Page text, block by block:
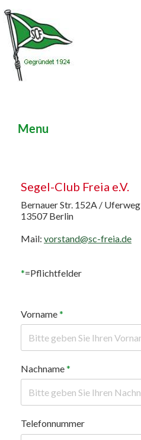
Menu
Segel-Club Freia e.V.
Bernauer Str. 152A / Uferweg
13507 Berlin
Mail: vorstand@sc-freia.de
*=Pflichtfelder
Vorname*
Nachname*
Telefonnummer